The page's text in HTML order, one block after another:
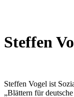
Steffen
Steffen Vogel ist
„Blättern für